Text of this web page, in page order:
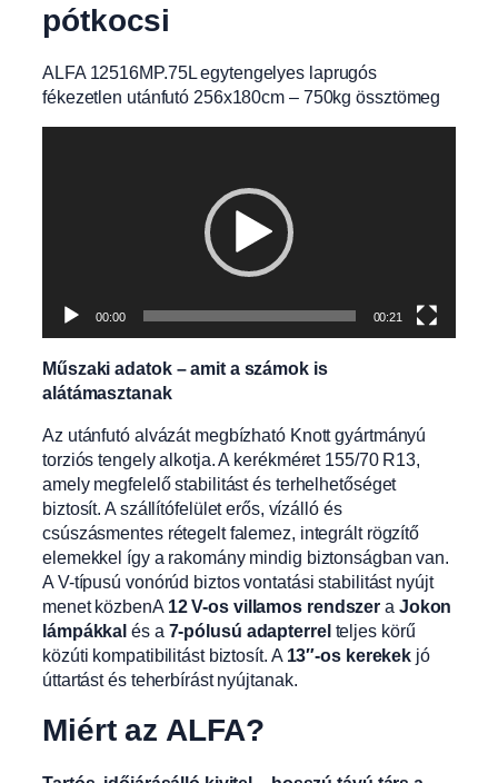
pótkocsi
ALFA 12516MP.75L egytengelyes laprugós
fékezetlen utánfutó 256x180cm – 750kg össztömeg
00:00 00:21
Műszaki adatok – amit a számok is
alátámasztanak
Az utánfutó alvázát megbízható Knott gyártmányú
torziós tengely alkotja. A kerékméret 155/70 R13,
amely megfelelő stabilitást és terhelhetőséget
biztosít. A szállítófelület erős, vízálló és
csúszásmentes rétegelt falemez, integrált rögzítő
elemekkel így a rakomány mindig biztonságban van.
A V-típusú vonórúd biztos vontatási stabilitást nyújt
menet közbenA 12 V-os villamos rendszer a Jokon
lámpákkal és a 7-pólusú adapterrelteljes körű
közúti kompatibilitást biztosít. A 13″-os kerekek jó
úttartást és teherbírást nyújtanak.
Miért az ALFA?